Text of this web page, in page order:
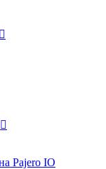
Pajero IO